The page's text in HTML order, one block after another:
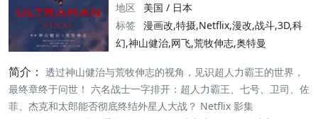
地区
美国 / 日本
标签
漫画改,特摄,Netflix,漫改,战斗,3D,科
幻,神山健治,网飞,荒牧伸志,奥特曼
简介： 透过神山健治与荒牧伸志的视角，见识超人力霸王的世界，
最终章终于问世！ 六名战士一字排开：超人力霸王、七号、卫司、佐
菲、杰克和太郎能否彻底终结外星人大战？ Netflix 影集